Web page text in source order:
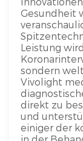
Gesundheit
Leistung
sondern
Vivolight
direkt zu
und
einiger der
in der